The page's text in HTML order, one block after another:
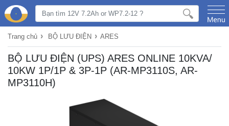
Trang chủ › BỘ LƯU ĐIỆN › ARES
BỘ LƯU ĐIỆN (UPS) ARES ONLINE 10KVA/
10KW 1P/1P & 3P-1P (AR-MP3110S, AR-
MP3110H)